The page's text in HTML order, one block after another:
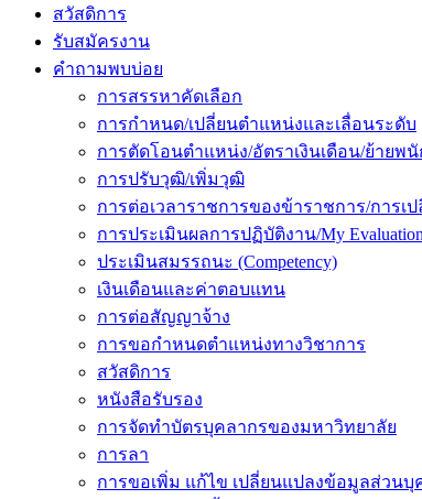
สวัสดิการ
รับสมัครงาน
คำถามพบบ่อย
การสรรหาคัดเลือก
การกำหนด/เปลี่ยนตำแหน่งและเลื่อนระดับ
การตัดโอนตำแหน่ง/อัตราเงินเดือน/ย้ายพ
การปรับวุฒิ/เพิ่มวุฒิ
การต่อเวลาราชการของข้าราชการ/การ
การประเมินผลการปฏิบัติงาน/My Evaluation
ประเมินสมรรถนะ (Competency)
เงินเดือนและค่าตอบแทน
การต่อสัญญาจ้าง
การขอกำหนดตำแหน่งทางวิชาการ
สวัสดิการ
หนังสือรับรอง
การจัดทำบัตรบุคลากรของมหาวิทยาลัย
การลา
การขอเพิ่ม แก้ไข เปลี่ยนแปลงข้อมูลส่วนบุ